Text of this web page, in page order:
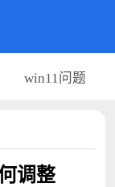
win11问题
调整